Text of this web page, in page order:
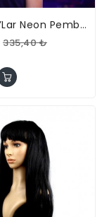
80’ler 90’lar Neon Pembe Parti Seti – Kolye Küpe Taç
335,40 ₺